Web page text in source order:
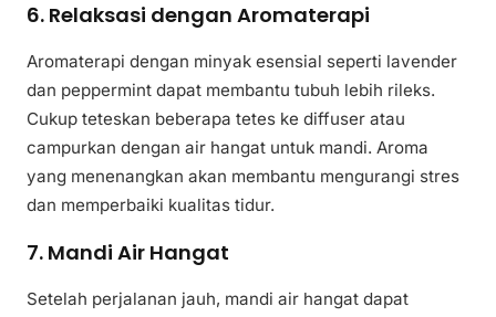
6. Relaksasi dengan Aromaterapi
Aromaterapi dengan minyak esensial seperti lavender
dan peppermint dapat membantu tubuh lebih rileks.
Cukup teteskan beberapa tetes ke diffuser atau
campurkan dengan air hangat untuk mandi. Aroma
yang menenangkan akan membantu mengurangi stres
dan memperbaiki kualitas tidur.
7. Mandi Air Hangat
Setelah perjalanan jauh, mandi air hangat dapat